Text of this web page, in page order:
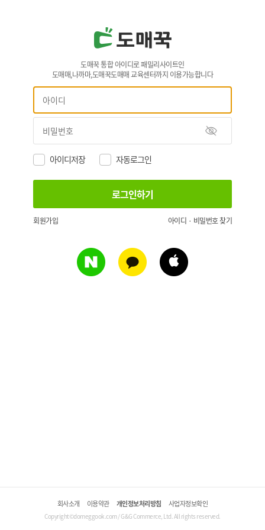
도매꾹 통합 아이디로 패밀리사이트인
도매매,나까마,도매꾹도매매 교육센터까지 이용가능합니다
아이디저장 자동로그인
회원가입 아이디 · 비밀번호 찾기
회사소개 이용약관 개인정보처리방침 사업자정보확인
Copyright©domeggook.com / G&G Commerce, Ltd. All rights reserved.